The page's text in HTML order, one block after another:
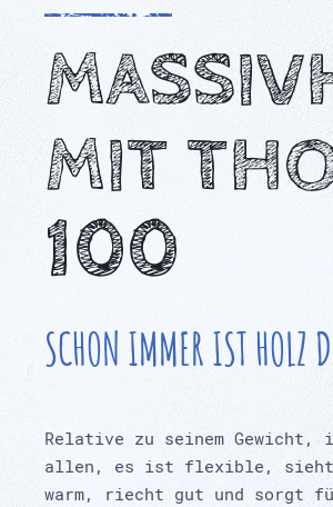
MIT
100
SCHON IMMER IST HOLZ
Relative zu seinem
allen, es ist flexible,
warm, riecht gut und sorgt